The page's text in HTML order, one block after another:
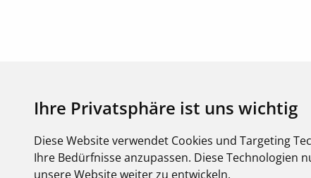
Ihre Privatsphäre ist uns wichtig
Diese Website verwendet Cookies und Targeting
Ihre Bedürfnisse anzupassen. Diese Technologien
unsere Website weiter zu entwickeln.
Copyright FEGIME Deutschland – 2001 - 2026
© Bitte beachten Sie: Die Artikelbilder unserer Lieferanten sind